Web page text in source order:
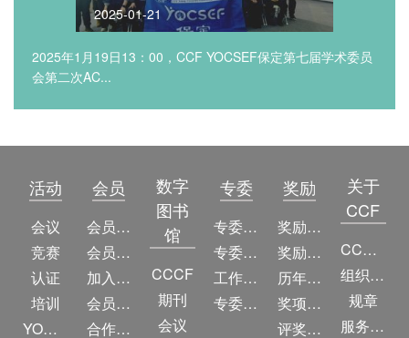
2025-01-21
2025年1月19日13：00，CCF YOCSEF保定第七届学术委员
会第二次AC...
活动
会议
竞赛
认证
培训
YOCSEF
会员
会员简介
会员权益
加入CCF
会员交费
合作伙伴
数字
图书
馆
CCCF
期刊
会议
专委
专委简介
专委条例
工作问答
专委名单
奖励
奖励动态
奖励目录
历年获奖名单
奖项推荐
评奖条例
关于
CCF
CCF简介
组织机构
规章
服务项目